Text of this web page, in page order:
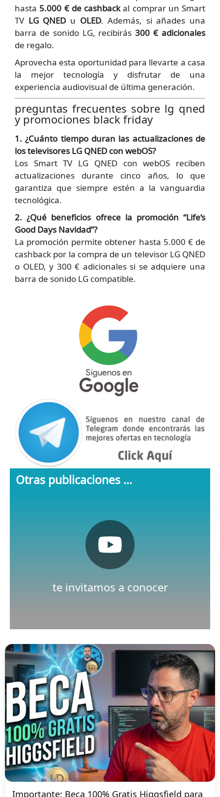
hasta 5.000 € de cashbackal comprar un Smart
TV LG QNED u OLED. Además, si añades una
barra de sonido LG, recibirás300 € adicionales
de regalo.
Aprovecha esta oportunidad para llevarte a casa
la mejor tecnología y disfrutar de una
experiencia audiovisual de última generación.
preguntas frecuentes sobre lg qned
y promociones black friday
1. ¿Cuánto tiempo duran las actualizaciones de
los televisores LG QNED con webOS?
Los Smart TV LG QNED con webOS reciben
actualizaciones durante cinco años, lo que
garantiza que siempre estén a la vanguardia
tecnológica.
2. ¿Qué beneficios ofrece la promoción “Life’s
Good Days Navidad”?
La promoción permite obtener hasta 5.000 € de
cashback por la compra de un televisor LG QNED
o OLED, y 300 € adicionales si se adquiere una
barra de sonido LG compatible.
Otras publicaciones ...
te invitamos a conocer
Nuestro canal de Youtube
Pulsa aquí
Importante: Beca 100% Gratis Higgsfield para